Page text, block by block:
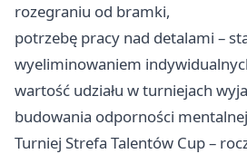
rozegraniu od bramki,
potrzebę pracy nad detalami –
wyeliminowaniem
wartość udziału w turniejach
budowania odporności
Turniej Strefa Talentów Cup –